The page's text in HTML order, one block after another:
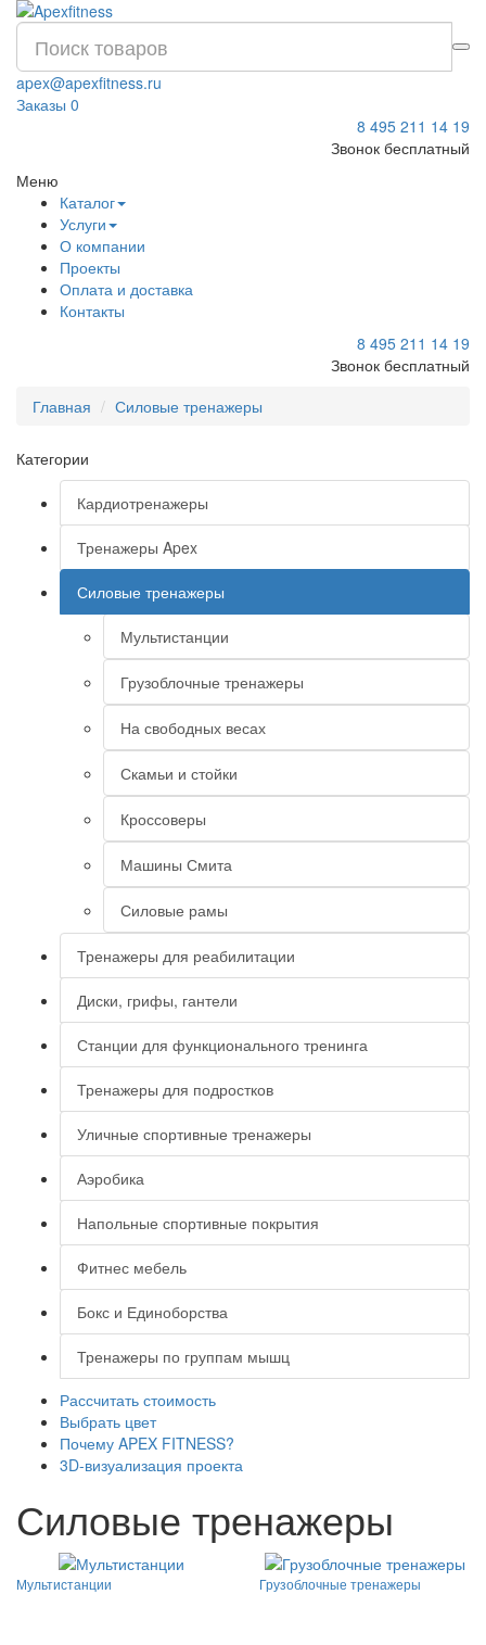
apex@apexfitness.ru
Заказы 0
8 495 211 14 19
Звонок бесплатный
Меню
Каталог
Услуги
О компании
Проекты
Оплата и доставка
Контакты
8 495 211 14 19
Звонок бесплатный
Главная
Силовые тренажеры
Категории
Кардиотренажеры
Тренажеры Apex
Силовые тренажеры
Мультистанции
Грузоблочные тренажеры
На свободных весах
Скамьи и стойки
Кроссоверы
Машины Смита
Силовые рамы
Тренажеры для реабилитации
Диски, грифы, гантели
Станции для функционального тренинга
Тренажеры для подростков
Уличные спортивные тренажеры
Аэробика
Напольные спортивные покрытия
Фитнес мебель
Бокс и Единоборства
Тренажеры по группам мышц
Рассчитать стоимость
Выбрать цвет
Почему APEX FITNESS?
3D-визуализация проекта
Силовые тренажеры
Мультистанции Грузоблочные тренажеры